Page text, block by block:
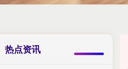
热点资讯